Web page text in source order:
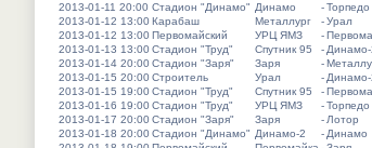
2013-01-11 20:00 Стадион "Динамо" Динамо -Торпедо
2013-01-12 13:00Карабаш Металлург -Урал
2013-01-12 13:00Первомайский УРЦ ЯМЗ -
2013-01-13 13:00Стадион "Труд" Спутник 95 - Динамо-
2013-01-14 20:00Стадион "Заря" Заря -
2013-01-15 20:00Строитель Урал - Динамо-
2013-01-15 19:00Стадион "Труд" Спутник 95 -
2013-01-16 19:00Стадион "Труд" УРЦ ЯМЗ -Торпедо
2013-01-17 20:00Стадион "Заря" Заря - Лотор
2013-01-18 20:00Стадион "Динамо" Динамо-2 - Динамо